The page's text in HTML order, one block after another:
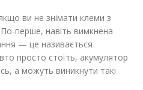
ви не знімати клеми з
перше, навіть вимкнена
— це називається
просто стоїть, акумулятор
а можуть виникнути такі